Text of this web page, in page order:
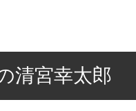
清宮幸太郎